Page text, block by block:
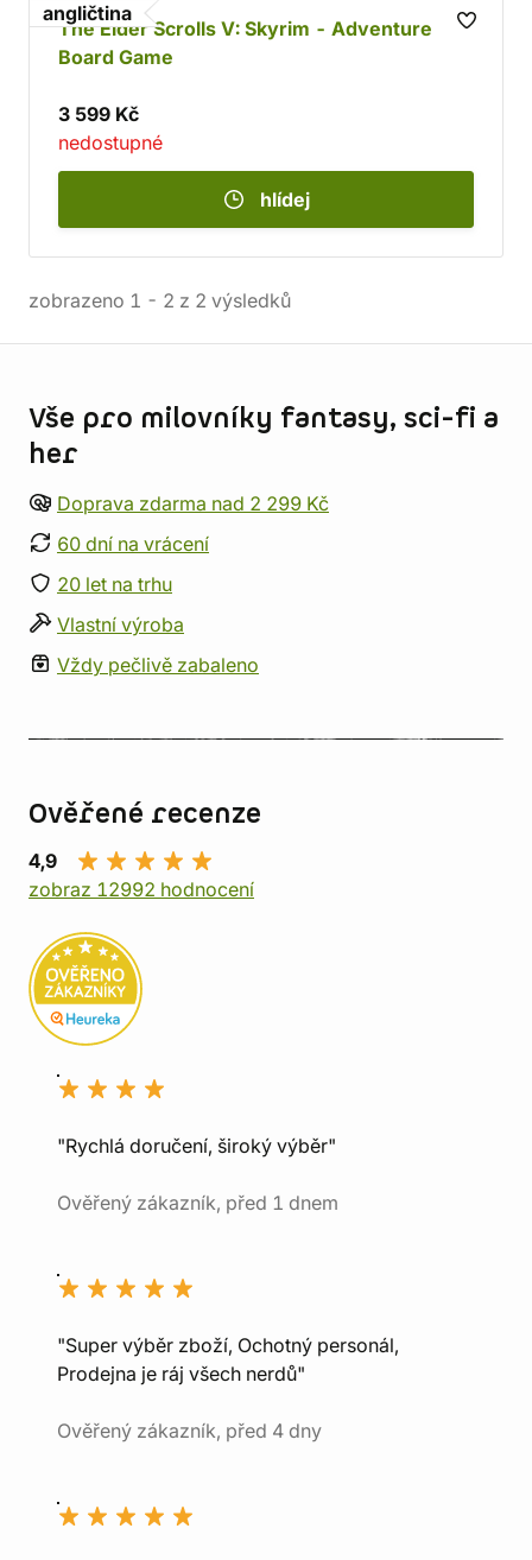
angličtina
The Elder Scrolls V: Skyrim - Adventure
Board Game
3 599 Kč
nedostupné
hlídej
zobrazeno 1 - 2 z 2 výsledků
Vše pro milovníky fantasy, sci-fi a
her
Doprava zdarma nad 2 299 Kč
60 dní na vrácení
20 let na trhu
Vlastní výroba
Vždy pečlivě zabaleno
Ověřené recenze
4,9
zobraz 12992 hodnocení
"Rychlá doručení, široký výběr"
Ověřený zákazník, před 1 dnem
"Super výběr zboží, Ochotný personál,
Prodejna je ráj všech nerdů"
Ověřený zákazník, před 4 dny